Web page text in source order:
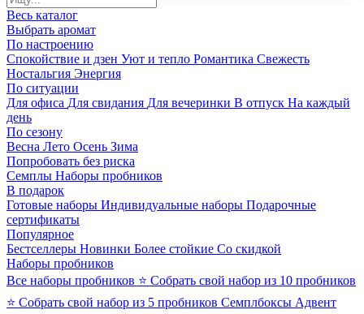
Весь каталог
Выбрать аромат
По настроению
Спокойствие и дзен Уют и тепло Романтика Свежесть
Ностальгия Энергия
По ситуации
Для офиса Для свидания Для вечеринки В отпуск На каждый
день
По сезону
Весна Лето Осень Зима
Попробовать без риска
Семплы Наборы пробников
В подарок
Готовые наборы Индивидуальные наборы Подарочные
сертификаты
Популярное
Бестселлеры Новинки Более стойкие Со скидкой
Наборы пробников
Все наборы пробников ⭐ Собрать свой набор из 10 пробников
⭐ Собрать свой набор из 5 пробников Семплбоксы Адвент